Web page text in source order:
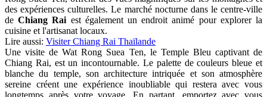
des expériences culturelles. Le marché nocturne dans le centre-ville
deChiang Rai est également un endroit animé pour explorer la
cuisine et l'artisanat locaux.
Lire aussi: Visiter Chiang Rai Thaïlande
Une visite de Wat Rong Suea Ten, le Temple Bleu captivant de
Chiang Rai, est un incontournable. Le palette de couleurs bleue et
blanche du temple, son architecture intriquée et son atmosphère
sereine créent une expérience inoubliable qui restera avec vous
longtemps après votre voyage. En partant, emportez avec vous